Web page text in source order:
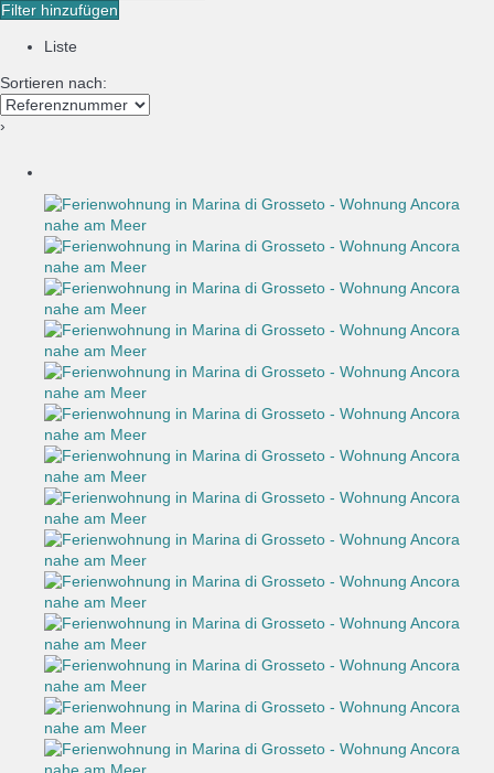
Filter hinzufügen
Liste
Sortieren nach:
›